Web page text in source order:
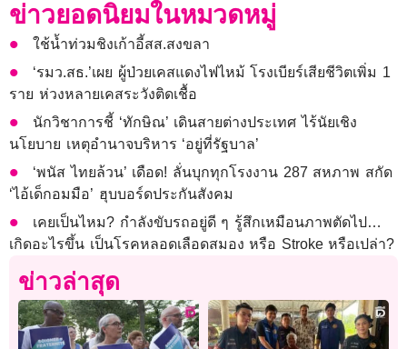
ข่าวยอดนิยมในหมวดหมู่
ใช้น้ำท่วมชิงเก้าอี้สส.สงขลา
‘รมว.สธ.’เผย ผู้ป่วยเคสแดงไฟไหม้ โรงเบียร์เสียชีวิตเพิ่ม 1
ราย ห่วงหลายเคสระวังติดเชื้อ
นักวิชาการชี้ ‘ทักษิณ’ เดินสายต่างประเทศ ไร้นัยเชิง
นโยบาย เหตุอำนาจบริหาร ‘อยู่ที่รัฐบาล’
‘พนัส ไทยล้วน’ เดือด! ลั่นบุกทุกโรงงาน 287 สหภาพ สกัด
‘ไอ้เด็กอมมือ’ ฮุบบอร์ดประกันสังคม
เคยเป็นไหม? กำลังขับรถอยู่ดี ๆ รู้สึกเหมือนภาพตัดไป…
เกิดอะไรขึ้น เป็นโรคหลอดเลือดสมอง หรือ Stroke หรือเปล่า?
ข่าวล่าสุด